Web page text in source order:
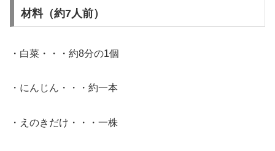
材料（約7人前）
・白菜・・・約8分の1個
・にんじん・・・約一本
・えのきだけ・・・一株